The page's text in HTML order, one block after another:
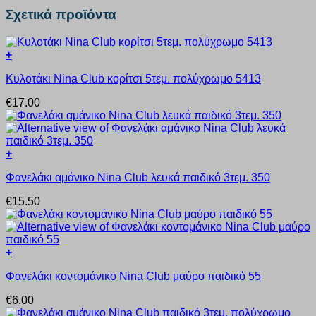
Σχετικά προϊόντα
+
το
έχει
πολλαπλές
παραλλαγές.
Οι
επιλογές
να
στη
σελίδα
του
προϊόντος
Κυλοτάκι Nina Club κορίτσι 5τεμ. πολύχρωμο 5413
€17.00
+
το
έχει
πολλαπλές
παραλλαγές.
Οι
επιλογές
να
στη
Φανελάκι αμάνικο Nina Club λευκά παιδικό 3τεμ. 350
€15.50
+
το
έχει
Φανελάκι κοντομάνικο Nina Club μαύρο παιδικό 55
€6.00